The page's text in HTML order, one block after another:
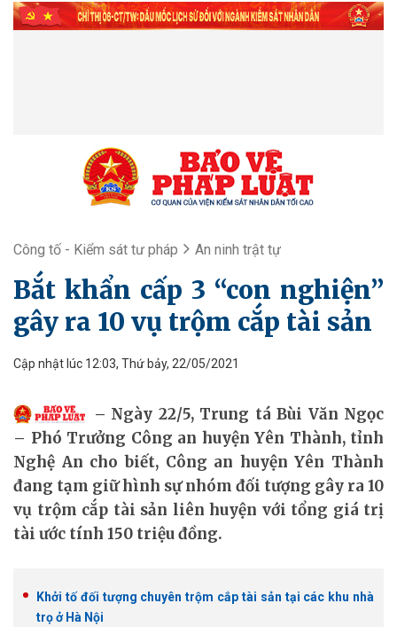
Công tố - Kiểm sát tư pháp An ninh trật tự
Bắt khẩn cấp 3 “con nghiện”
gây ra 10 vụ trộm cắp tài sản
Cập nhật lúc 12:03, Thứ bảy, 22/05/2021
Ngày 22/5, Trung tá Bùi Văn Ngọc
– Phó Trưởng Công an huyện Yên Thành, tỉnh
Nghệ An cho biết, Công an huyện Yên Thành
đang tạm giữ hình sự nhóm đối tượng gây ra 10
vụ trộm cắp tài sản liên huyện với tổng giá trị
tài ước tính 150 triệu đồng.
Khởi tố đối tượng chuyên trộm cắp tài sản tại các khu nhà
trọ ở Hà Nội